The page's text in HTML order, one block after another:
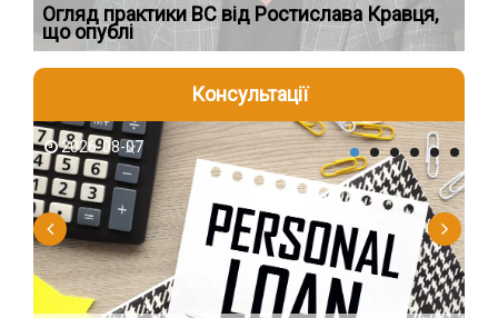
Огляд практики ВС від Ростислава Кравця,
що опублі
Консультації
2026-08-07